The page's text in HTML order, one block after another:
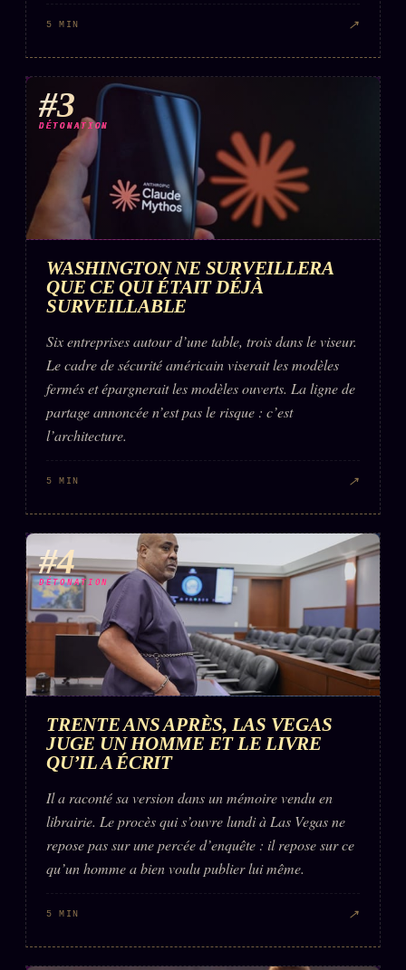
5 MIN ↗
#3
DÉTONATION
WASHINGTON NE SURVEILLERA
QUE CE QUI ÉTAIT DÉJÀ
SURVEILLABLE
Six entreprises autour d’une table, trois dans le viseur.
Le cadre de sécurité américain viserait les modèles
fermés et épargnerait les modèles ouverts. La ligne de
partage annoncée n’est pas le risque : c’est
l’architecture.
5 MIN ↗
#4
DÉTONATION
TRENTE ANS APRÈS, LAS VEGAS
JUGE UN HOMME ET LE LIVRE
QU’IL A ÉCRIT
Il a raconté sa version dans un mémoire vendu en
librairie. Le procès qui s’ouvre lundi à Las Vegas ne
repose pas sur une percée d’enquête : il repose sur ce
qu’un homme a bien voulu publier lui même.
5 MIN ↗